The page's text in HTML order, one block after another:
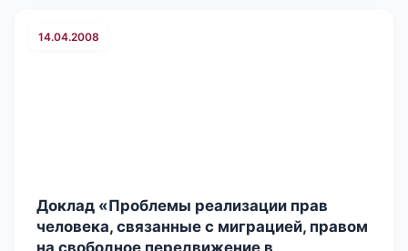
14.04.2008
Доклад «Проблемы реализации прав
человека, связанные с миграцией, правом
на свободное передвижение в